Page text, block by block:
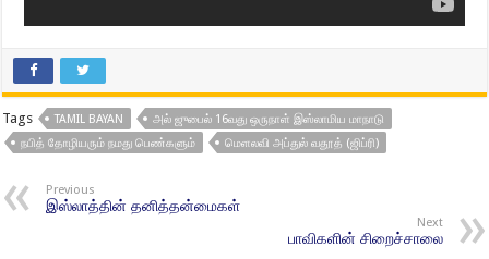
Tags TAMIL BAYAN
அல் ஜுபைல் 16வது ஒருநாள் இஸ்லாமிய மாநாடு
நபித் தோழியரும் நமது பெண்களும்
மெளலவி அப்துல் வதூத் (ஜிப்ரி)
Previous
இஸ்லாத்தின் தனித்தன்மைகள்
Next
பாவிகளின் சிறைச்சாலை